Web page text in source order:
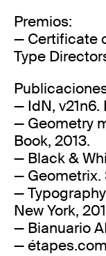
Premios:
— Certificate
Type
— IdN, v21n6.
— Geometry
Book, 2013.
— Black &
— Geometrix.
—
New York,
— Bianuario
— étapes.com